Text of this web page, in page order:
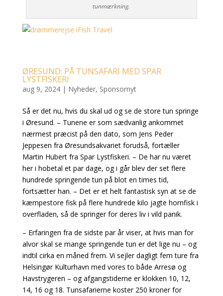
tunmærkning.
ØRESUND: PÅ TUNSAFARI MED SPAR
LYSTFISKERI
aug 9, 2024| Nyheder, Sponsornyt
Så er det nu, hvis du skal ud og se de store tun springe
i Øresund. – Tunene er som sædvanlig ankommet
nærmest præcist på den dato, som Jens Peder
Jeppesen fra Øresundsakvariet forudså, fortæller
Martin Hubert fra Spar Lystfiskeri. – De har nu været
her i hobetal et par dage, og i går blev der set flere
hundrede springende tun på blot en times tid,
fortsætter han. – Det er et helt fantastisk syn at se de
kæmpestore fisk på flere hundrede kilo jagte hornfisk i
overfladen, så de springer for deres liv i vild panik.
– Erfaringen fra de sidste par år viser, at hvis man for
alvor skal se mange springende tun er det lige nu – og
indtil cirka en måned frem. Vi sejler dagligt fem ture fra
Helsingør Kulturhavn med vores to både Arresø og
Havstrygeren – og afgangstiderne er klokken 10, 12,
14, 16 og 18. Tunsafarierne koster 250 kroner for